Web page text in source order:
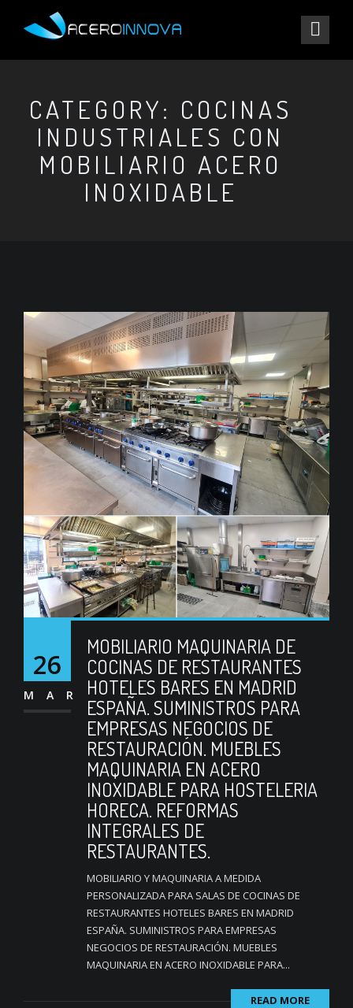
CATEGORY: COCINAS
INDUSTRIALES CON
MOBILIARIO ACERO
INOXIDABLE
26
MAR
MOBILIARIO MAQUINARIA DE
COCINAS DE RESTAURANTES
HOTELES BARES EN MADRID
ESPAÑA. SUMINISTROS PARA
EMPRESAS NEGOCIOS DE
RESTAURACIÓN. MUEBLES
MAQUINARIA EN ACERO
INOXIDABLE PARA HOSTELERIA
HORECA. REFORMAS
INTEGRALES DE
RESTAURANTES.
MOBILIARIO Y MAQUINARIA A MEDIDA
PERSONALIZADA PARA SALAS DE COCINAS DE
RESTAURANTES HOTELES BARES EN MADRID
ESPAÑA. SUMINISTROS PARA EMPRESAS
NEGOCIOS DE RESTAURACIÓN. MUEBLES
MAQUINARIA EN ACERO INOXIDABLE PARA...
READ MORE